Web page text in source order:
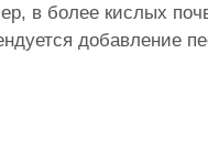
в более кислых
добавление